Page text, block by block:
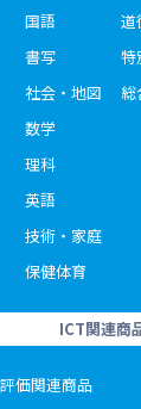
国語
書写
社会・地図
数学
理科
英語
技術・家庭
保健体育
道
特
総
ICT関連商
評価関連商品